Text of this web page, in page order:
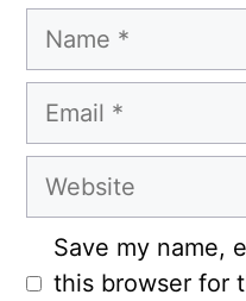
Name
Email
Website
Save my name,
this browser for